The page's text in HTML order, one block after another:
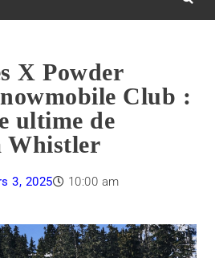
X Powder
Club :
ultime de
Whistler
3, 2025
10:00 am